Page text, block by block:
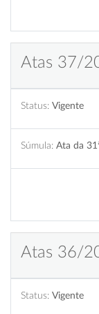
Atas 37/
Status: Vigente
Súmula: Ata da
Atas 36/
Status: Vigente